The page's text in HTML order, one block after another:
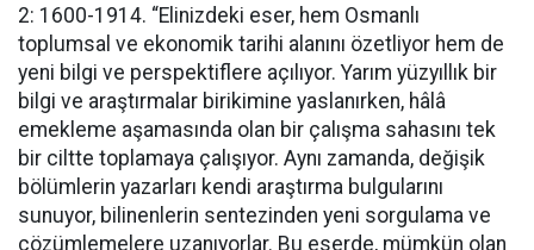
2: 1600-1914. “Elinizdeki eser, hem Osmanlı
toplumsal ve ekonomik tarihi alanını özetliyor hem de
yeni bilgi ve perspektiflere açılıyor. Yarım yüzyıllık bir
bilgi ve araştırmalar birikimine yaslanırken, hâlâ
emekleme aşamasında olan bir çalışma sahasını tek
bir ciltte toplamaya çalışıyor. Aynı zamanda, değişik
bölümlerin yazarları kendi araştırma bulgularını
sunuyor, bilinenlerin sentezinden yeni sorgulama ve
çözümlemelere uzanıyorlar. Bu eserde, mümkün olan